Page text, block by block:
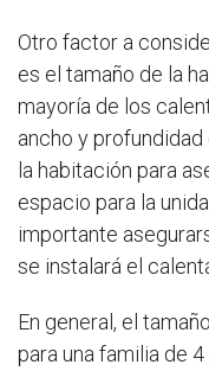
Otro factor a
es el tamaño de la
mayoría de los
ancho y
la habitación para
espacio para la
importante
se instalará el
En general, el
para una familia de